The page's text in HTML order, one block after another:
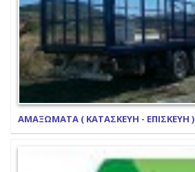
ΑΜΑΞΩΜΑΤΑ ( ΚΑΤΑΣΚΕΥΗ - ΕΠΙΣΚΕΥΗ )